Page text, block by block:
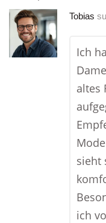
Tobias
Ich
altes
sieht
ich